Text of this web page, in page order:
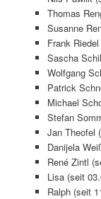
Thomas
Susanne
Frank
Sascha
Wolfgang
Patrick
Michael
Stefan
Jan Theofel
Danijela
René Zintl
Lisa (seit
Ralph (seit